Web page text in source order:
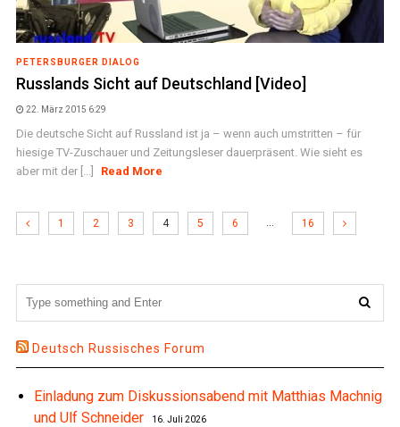
PETERSBURGER DIALOG
Russlands Sicht auf Deutschland [Video]
22. März 2015 6:29
Die deutsche Sicht auf Russland ist ja – wenn auch umstritten – für
hiesige TV-Zuschauer und Zeitungsleser dauerpräsent. Wie sieht es
aber mit der [...]
Read More
1 2 3 4 5 6 … 16
Deutsch Russisches Forum
Einladung zum Diskussionsabend mit Matthias Machnig
und Ulf Schneider
16. Juli 2026